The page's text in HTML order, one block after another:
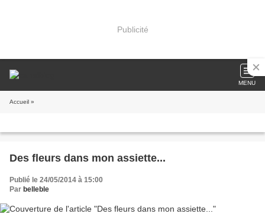
Publicité
MENU
Accueil »
Des fleurs dans mon assiette...
Publié le 24/05/2014 à 15:00
Par belleble